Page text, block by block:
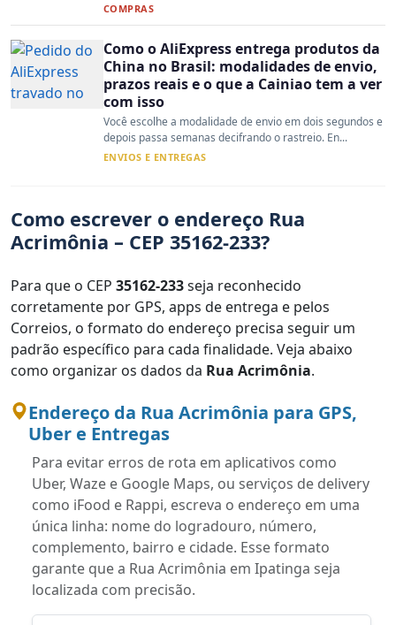
COMPRAS
Como o AliExpress entrega produtos da
China no Brasil: modalidades de envio,
prazos reais e o que a Cainiao tem a ver
com isso
Você escolhe a modalidade de envio em dois segundos e
depois passa semanas decifrando o rastreio. En...
ENVIOS E ENTREGAS
Como escrever o endereço Rua
Acrimônia – CEP 35162-233?
Para que o CEP 35162-233seja reconhecido
corretamente por GPS, apps de entrega e pelos
Correios, o formato do endereço precisa seguir um
padrão específico para cada finalidade. Veja abaixo
como organizar os dados da Rua Acrimônia.
Endereço da Rua Acrimônia para GPS,
Uber e Entregas
Para evitar erros de rota em aplicativos como
Uber, Waze e Google Maps, ou serviços de delivery
como iFood e Rappi, escreva o endereço em uma
única linha: nome do logradouro, número,
complemento, bairro e cidade. Esse formato
garante que a Rua Acrimônia em Ipatinga seja
localizada com precisão.